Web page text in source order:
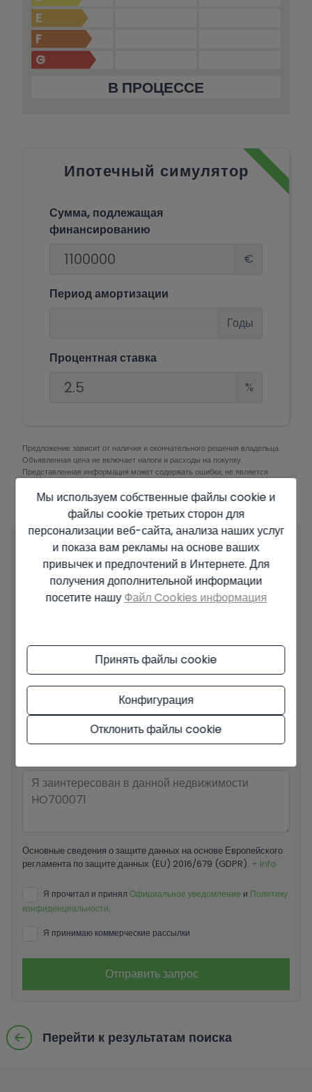
E
F
G
В ПРОЦЕССЕ
Ипотечный симулятор
Сумма, подлежащая
финансированию
€
Период амортизации
Годы
Процентная ставка
%
Предложение зависит от наличия и окончательного решения владельца.
Объявленная цена не включает налоги и расходы на покупку.
Представленная информация может содержать ошибки, не является
предварительного уведомления.Ознакомьтесь со всей информацией об
условиях опубликованных предложений.
Ваше полное имя*
Ваш номер телефона*
Основные сведения о защите данных на основе Европейского
регламента по защите данных (EU) 2016/679 (GDPR). + Info
Я прочитал и принял Официальное уведомление и Политику
конфиденциальности.
Я принимаю коммерческие рассылки
Отправить запрос
Перейти к результатам поиска
Мы используем собственные файлы cookie и
файлы cookie третьих сторон для
персонализации веб-сайта, анализа наших услуг
и показа вам рекламы на основе ваших
привычек и предпочтений в Интернете. Для
получения дополнительной информации
посетите нашуФайл Cookies информация
Принять файлы cookie
Конфигурация
Отклонить файлы cookie